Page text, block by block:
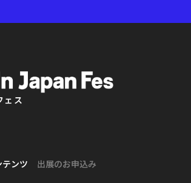
ェス
ンツ
出展のお申込み